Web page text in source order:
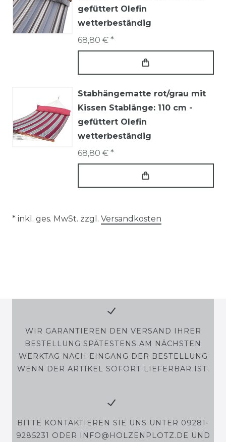
gefüttert Olefin
wetterbeständig
68,80 € *
Stabhängematte rot/grau mit
Kissen Stablänge: 110 cm -
gefüttert Olefin
wetterbeständig
68,80 € *
* inkl. ges. MwSt. zzgl. Versandkosten
WIR GARANTIEREN DEN VERSAND IHRER
BESTELLUNG SPÄTESTENS AM NÄCHSTEN
WERKTAG NACH EINGANG DER BESTELLUNG
WENN DER ARTIKEL SOFORT LIEFERBAR IST.
BITTE KONTAKTIEREN SIE UNS UNTER 09281-
9285231 ODER INFO@HOLZENPLOTZ.DE UND